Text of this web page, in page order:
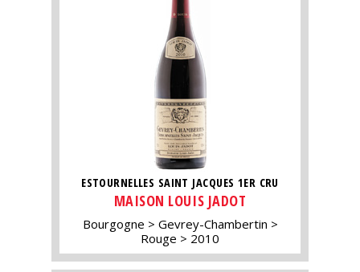
ESTOURNELLES SAINT JACQUES 1ER CRU
MAISON LOUIS JADOT
Bourgogne
Gevrey-Chambertin
Rouge
2010